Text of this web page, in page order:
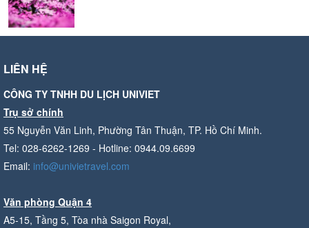
LIÊN HỆ
CÔNG TY TNHH DU LỊCH UNIVIET
Trụ sở chính
55 Nguyễn Văn Linh, Phường Tân Thuận, TP. Hồ Chí Minh.
Tel: 028-6262-1269 - Hotline: 0944.09.6699
Email: info@univietravel.com
Văn phòng Quận 4
A5-15, Tầng 5, Tòa nhà Saigon Royal,